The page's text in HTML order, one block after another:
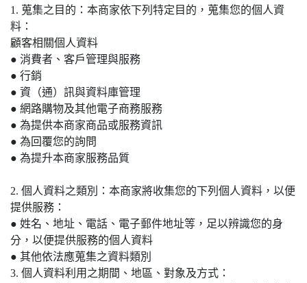
1. 蒐集之目的：本商家依下列特定目的，蒐集您的個人資
料：
顧客相關個人資料
● 消費者、客戶管理與服務
● 行銷
● 資（通）訊與資料庫管理
● 網路購物及其他電子商務服務
● 為提供本商家商品或服務資訊
● 為回覆您的詢問
● 為提升本商家服務品質
2. 個人資料之類別：本商家將收集您的下列個人資料，以便
提供服務：
● 姓名、地址、電話、電子郵件地址等，足以辨識您的身
分，以便提供服務的個人資料
● 其他依法應蒐集之資料類別
3. 個人資料利用之期間、地區、對象及方式：